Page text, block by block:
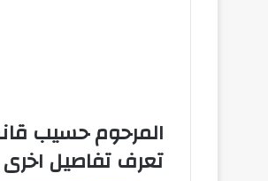
المرحوم حسيب
تعرف تفاصيل